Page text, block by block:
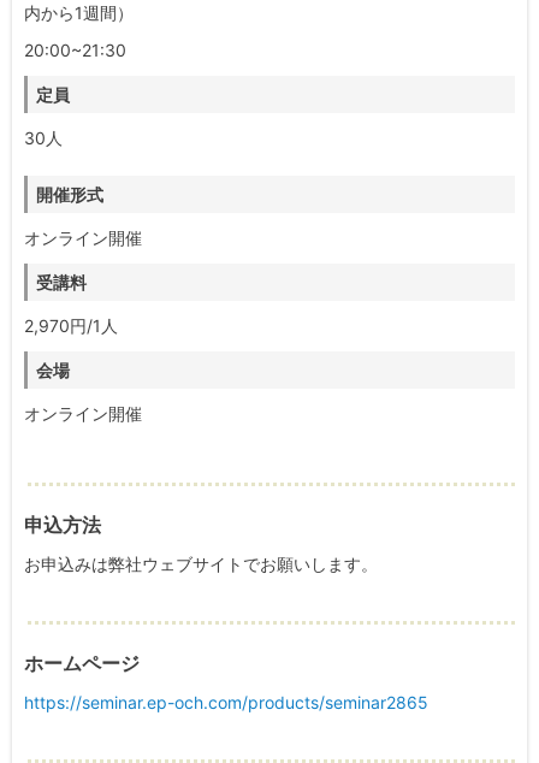
内から1週間）
20:00~21:30
定員
30人
開催形式
オンライン開催
受講料
2,970円/1人
会場
オンライン開催
申込方法
お申込みは弊社ウェブサイトでお願いします。
ホームページ
https://seminar.ep-och.com/products/seminar2865